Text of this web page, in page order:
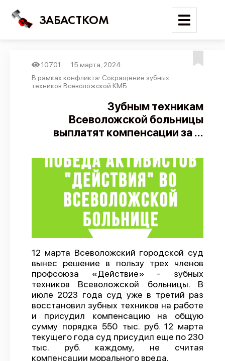
ЗАБАСТКОМ
Войти
Поиск
Новости
Карта событий
Отчеты
Предложить публикацию
Справочник
API
Политика конфиденциальности
10701
15 марта, 2024
В рамках конфликта: Сокращение зубных
техников Всеволожской КМБ
Зубным техникам
Всеволожской больницы
выплатят компенсации за ...
12 марта Всеволожский городской суд
вынес решение в пользу трех членов
профсоюза «Действие» - зубных
техников Всеволожской больницы. В
июле 2023 года суд уже в третий раз
восстановил зубных техников на работе
и присудил компенсацию на общую
сумму порядка 550 тыс. руб. 12 марта
текущего года суд присудил еще по 230
тыс. руб. каждому, не считая
компенсации морального вреда.